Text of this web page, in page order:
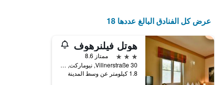
عرض كل الفنادق البالغ عددها 18
هوتل فيلنرهوف
3 نجوم
ممتاز 8.6
Villnerstraße 30, نيوماركت, ألتو أديجي, إيطاليا
1.8 كيلومتر عن وسط المدينة